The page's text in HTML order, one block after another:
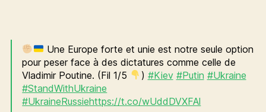
Une Europe forte et unie est notre seule option
pour peser face à des dictatures comme celle de
Vladimir Poutine. (Fil 1/5
) #Kiev #Putin #Ukraine
#StandWithUkraine
#UkraineRussiehttps://t.co/wUddDVXFAl